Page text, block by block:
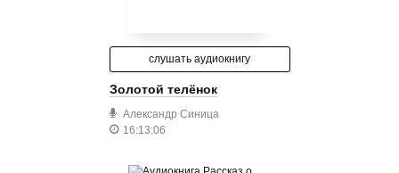
слушать аудиокнигу
Золотой телёнок
Александр Синица
16:13:06